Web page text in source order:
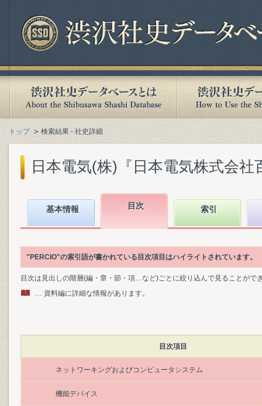
トップ 検索結果 - 社史詳細
日本電気(株)『日本電気株式会社
基本情報 目次 索引
"PERCIO"の索引語が書かれている目次項目はハイライトされています。
目次は見出しの階層(編・章・節・項…など)ごとに絞り込んで見ることがで
… 資料編に詳細な情報があります。
目次項目
ネットワーキングおよびコンピュータシステム
機能デバイス